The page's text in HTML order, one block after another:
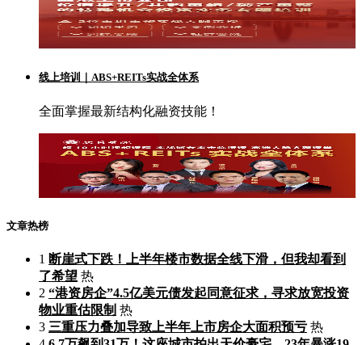
线上培训｜ABS+REITs实战全体系
全面掌握最新结构化融资技能！
文章热榜
1 断崖式下跌！上半年楼市数据全线下滑，但我却看到
了希望 热
2 “港资房企”4.5亿美元债发起同意征求，寻求放宽投资
物业重估限制 热
3 三重压力叠加导致上半年上市房企大面积预亏 热